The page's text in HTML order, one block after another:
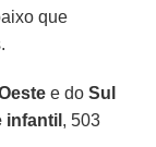
que
e doSul
infantil , 503